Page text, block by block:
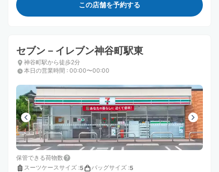
この店舗を予約する
セブン－イレブン神谷町駅東
神谷町駅から徒歩2分
本日の営業時間 : 00:00〜00:00
保管できる荷物数
スーツケースサイズ :5 バッグサイズ :5